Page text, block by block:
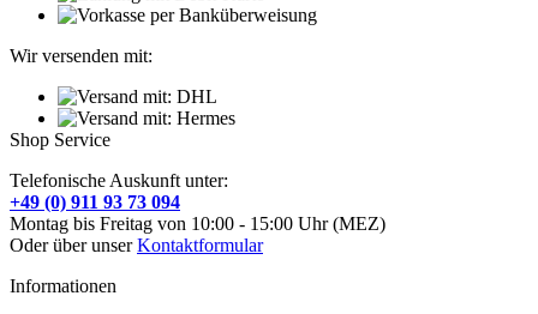
Wir versenden mit:
Shop Service
Telefonische Auskunft unter:
+49 (0) 911 93 73 094
Montag bis Freitag von 10:00 - 15:00 Uhr (MEZ)
Oder über unserKontaktformular
Informationen